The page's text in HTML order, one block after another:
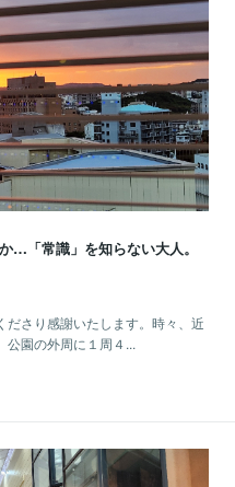
…「常識」を知らない大人。
ださり感謝いたします。時々、近
公園の外周に１周４...